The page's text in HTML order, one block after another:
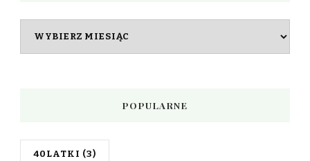
POPULARNE
40LATKI (3)